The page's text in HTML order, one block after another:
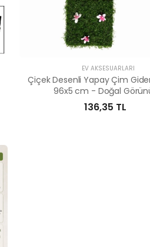
EV AKSESUARLARI
Çiçek Desenli Yapay Çim
96x5 cm - Doğal
136,35 TL